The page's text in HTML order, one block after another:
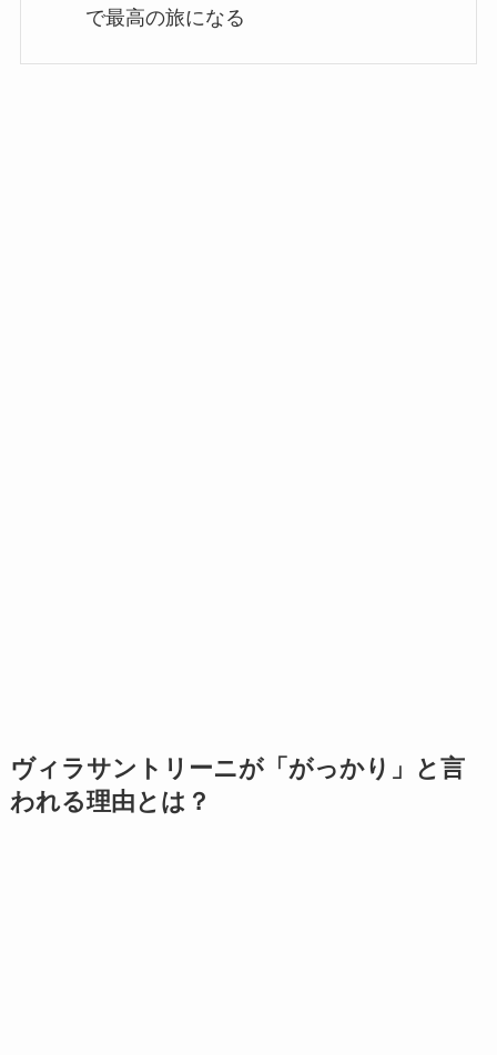
で最高の旅になる
ヴィラサントリーニが「がっかり」と言
われる理由とは？